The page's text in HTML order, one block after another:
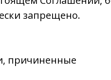
запрещено.
причиненные